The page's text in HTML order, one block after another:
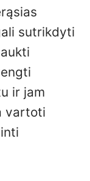
sutrikdyti
ir jam
vartoti